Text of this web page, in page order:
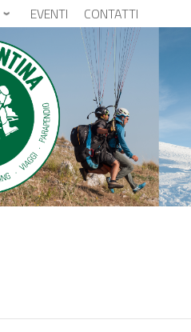
EVENTI CONTATTI